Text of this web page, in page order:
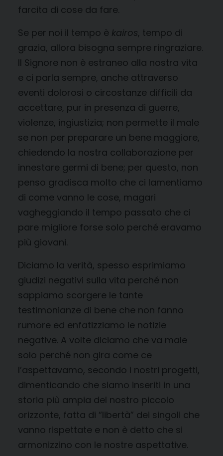
farcita di cose da fare.
Se per noi il tempo è kairos, tempo di
grazia, allora bisogna sempre ringraziare.
Il Signore non è estraneo alla nostra vita
e ci parla sempre, anche attraverso
eventi dolorosi o circostanze difficili da
accettare, pur in presenza di guerre,
violenze, ingiustizia; non permette il male
se non per preparare un bene maggiore,
chiedendo la nostra collaborazione per
innestare germi di bene; per questo, non
penso gradisca molto che ci lamentiamo
di come vanno le cose, magari
vagheggiando il tempo passato che ci
pare migliore forse solo perché eravamo
più giovani.
Diciamo la verità, spesso esprimiamo
giudizi negativi sulla vita perché non
sappiamo scorgere le tante
testimonianze di bene che non fanno
rumore ed enfatizziamo le notizie
negative. A volte diciamo che va male
solo perché non gira come ce
l’aspettavamo, secondo i nostri progetti,
dimenticando che siamo inseriti in una
storia più ampia del nostro piccolo
orizzonte, fatta di “libertà” dei singoli che
vanno rispettate e non è detto che si
armonizzino con le nostre aspettative.